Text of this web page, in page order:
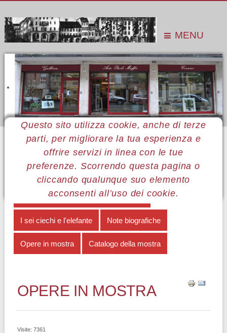
MENU
Questo sito utilizza cookie, anche di terze
parti, per migliorare la tua esperienza e
offrire servizi in linea con le tue
preferenze. Scorrendo questa pagina o
cliccando qualunque suo elemento
acconsenti all’uso dei cookie.
Sei qui: Home Le mostre Mostre 2013
Luca Luciano
Opere in mostra
MENÙ LUCA LUCIANI
Il pessimismo ironico di Luca Luciano
I sei ciechi e l'elefante Note biografiche
Opere in mostra Catalogo della mostra
OPERE IN MOSTRA
Visite: 7361